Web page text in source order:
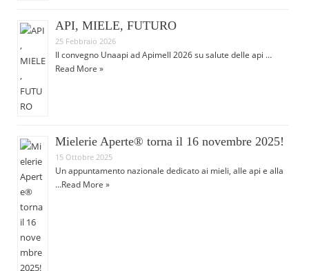
API, MIELE, FUTURO
25 Febbraio 2026
Il convegno Unaapi ad Apimell 2026 su salute delle api …
Read More »
Mielerie Aperte® torna il 16 novembre 2025!
15 Ottobre 2025
Un appuntamento nazionale dedicato ai mieli, alle api e alla
…Read More »